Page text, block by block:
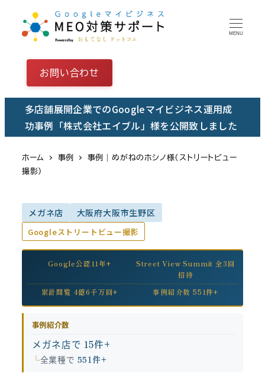
テ
MENU
お問い合わせ
多店舗展開企業でのGoogleマイビジネス運用成
功事例「株式会社エイブル」様を公開致しました
ホーム 事例
事例｜めがねのホシノ様（ストリートビュー
撮影）
メガネ店 大阪府大阪市生野区
Googleストリートビュー撮影
Google公認11年+
Street View Summit 全3回
招待
累計閲覧 4億6千万回+
事例紹介数 551件+
事例紹介数
メガネ店で 15件+
全業種で 551件+